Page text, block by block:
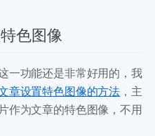
色图像
一功能还是非常好用的，我
章设置特色图像的方法 ，主
作为文章的特色图像，不用